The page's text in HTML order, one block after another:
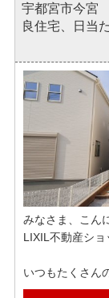
気になっていた
できたので、つ
これで今年の
弊社では各ポー
ご紹介可能でご
もしインター
お気軽にお申し
宇都宮市今
良住宅、日当
みなさま、こん
LIXIL不動産シ
いつもたくさん
ます！